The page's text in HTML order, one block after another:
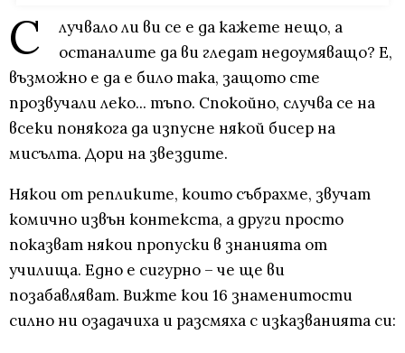
С
лучвало ли ви се е да кажете нещо, а
останалите да ви гледат недоумяващо? Е,
възможно е да е било така, защото сте
прозвучали леко... тъпо. Спокойно, случва се на
всеки понякога да изпусне някой бисер на
мисълта. Дори на звездите.
Някои от репликите, които събрахме, звучат
комично извън контекста, а други просто
показват някои пропуски в знанията от
училища. Едно е сигурно – че ще ви
позабавляват. Вижте кои 16 знаменитости
силно ни озадачиха и разсмяха с изказванията си: